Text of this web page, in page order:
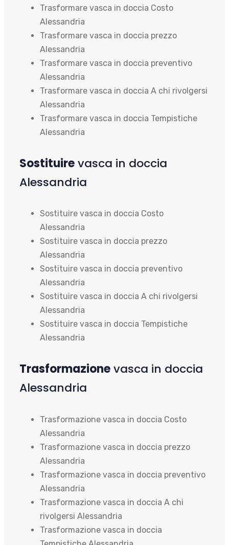
Trasformare vasca in doccia Costo
Alessandria
Trasformare vasca in doccia prezzo
Alessandria
Trasformare vasca in doccia preventivo
Alessandria
Trasformare vasca in doccia A chi rivolgersi
Alessandria
Trasformare vasca in doccia Tempistiche
Alessandria
Sostituirevasca in doccia
Alessandria
Sostituire vasca in doccia Costo
Alessandria
Sostituire vasca in doccia prezzo
Alessandria
Sostituire vasca in doccia preventivo
Alessandria
Sostituire vasca in doccia A chi rivolgersi
Alessandria
Sostituire vasca in doccia Tempistiche
Alessandria
Trasformazionevasca in doccia
Alessandria
Trasformazione vasca in doccia Costo
Alessandria
Trasformazione vasca in doccia prezzo
Alessandria
Trasformazione vasca in doccia preventivo
Alessandria
Trasformazione vasca in doccia A chi
rivolgersi Alessandria
Trasformazione vasca in doccia